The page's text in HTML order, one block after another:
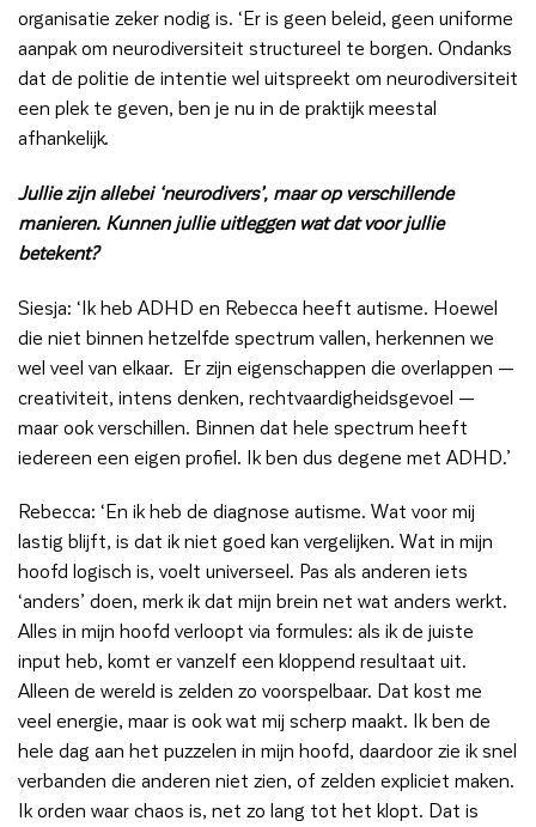
organisatie zeker nodig is. ‘Er is geen beleid, geen uniforme
aanpak om neurodiversiteit structureel te borgen. Ondanks
dat de politie de intentie wel uitspreekt om neurodiversiteit
een plek te geven, ben je nu in de praktijk meestal
afhankelijk.
Jullie zijn allebei ‘neurodivers’, maar op verschillende
manieren. Kunnen jullie uitleggen wat dat voor jullie
betekent?
Siesja: ‘Ik heb ADHD en Rebecca heeft autisme. Hoewel
die niet binnen hetzelfde spectrum vallen, herkennen we
wel veel van elkaar. Er zijn eigenschappen die overlappen —
creativiteit, intens denken, rechtvaardigheidsgevoel —
maar ook verschillen. Binnen dat hele spectrum heeft
iedereen een eigen profiel. Ik ben dus degene met ADHD.’
Rebecca: ‘En ik heb de diagnose autisme. Wat voor mij
lastig blijft, is dat ik niet goed kan vergelijken. Wat in mijn
hoofd logisch is, voelt universeel. Pas als anderen iets
‘anders’ doen, merk ik dat mijn brein net wat anders werkt.
Alles in mijn hoofd verloopt via formules: als ik de juiste
input heb, komt er vanzelf een kloppend resultaat uit.
Alleen de wereld is zelden zo voorspelbaar. Dat kost me
veel energie, maar is ook wat mij scherp maakt. Ik ben de
hele dag aan het puzzelen in mijn hoofd, daardoor zie ik snel
verbanden die anderen niet zien, of zelden expliciet maken.
Ik orden waar chaos is, net zo lang tot het klopt. Dat is